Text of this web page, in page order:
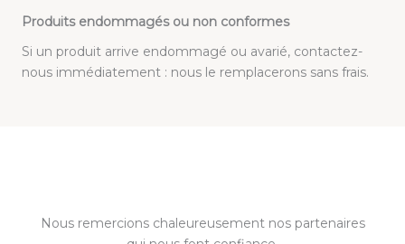
Produits endommagés ou non conformes
Si un produit arrive endommagé ou avarié, contactez-
nous immédiatement : nous le remplacerons sans frais.
Nous remercions chaleureusement nos partenaires